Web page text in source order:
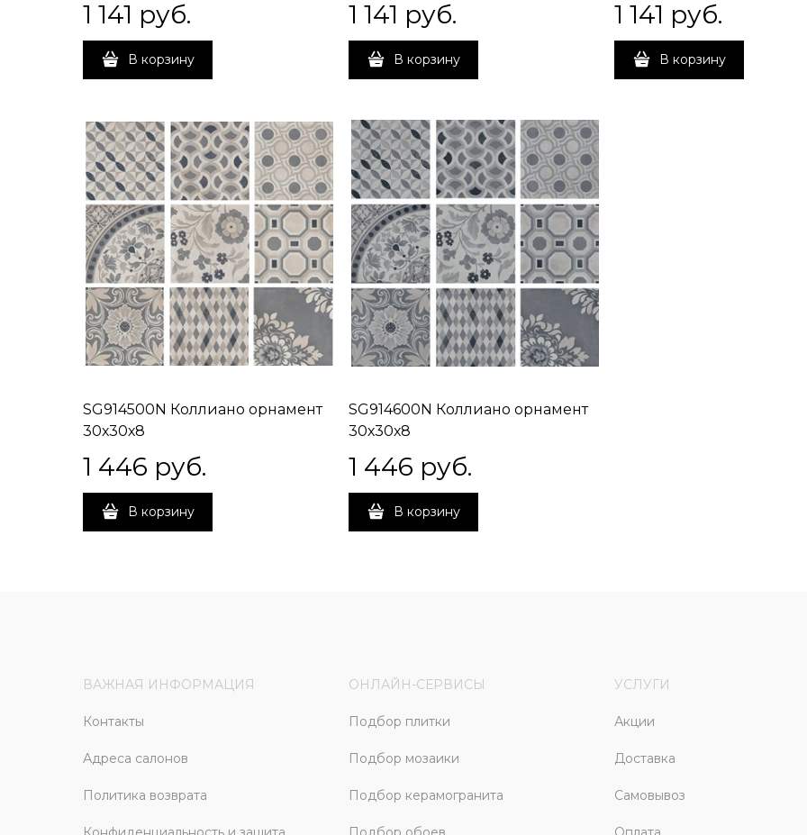
1 141 руб.
В корзину
1 141 руб.
В корзину
1 141 руб.
В корзину
SG914500N Коллиано орнамент
30х30х8
1 446 руб.
В корзину
SG914600N Коллиано орнамент
30х30х8
1 446 руб.
В корзину
ВАЖНАЯ ИНФОРМАЦИЯ
Контакты
Адреса салонов
Политика возврата
ОНЛАЙН-СЕРВИСЫ
Подбор плитки
Подбор мозаики
Подбор керамогранита
УСЛУГИ
Акции
Доставка
Самовывоз